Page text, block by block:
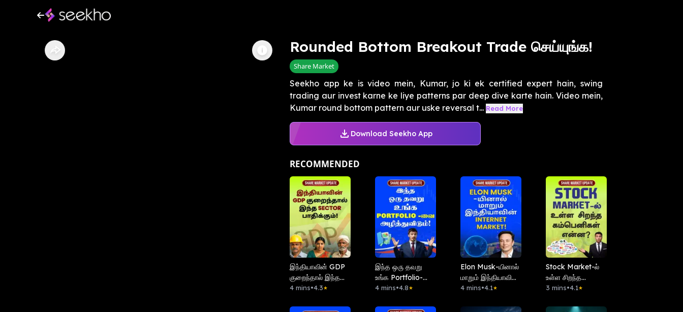
Rounded Bottom Breakout Trade செய்யுங்க!
Share Market
Seekho app ke is video mein, Kumar, jo ki ek certified expert hain, swing
trading aur invest karne ke liye patterns par deep dive karte hain. Video mein,
Kumar round bottom pattern aur uske reversal t... Read More
Download Seekho App
RECOMMENDED
இந்தியாவின் GDP
குறைந்தால் இந்த
Sector பாதிக்கும்!
4 mins•4.3★
இந்த ஒரு தவறு
உங்க Portfolio-வை
அழித்துவிடும்!
4 mins•4.8★
Elon Musk-யினால்
மாறும் இந்தியாவின்
Internet Market!
4 mins•4.1★
Stock Market-ல்
உள்ள சிறந்த
கம்பெனிகள் என்ன?
3 mins•4.1★